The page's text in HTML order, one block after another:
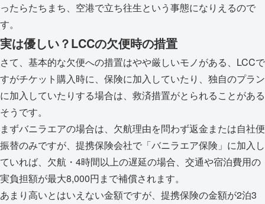
ったらたちまち、空港で立ち往生という事態になりえるので
す。
実は優しい？LCCの欠便時の措置
さて、基本的な欠便への措置はやや厳しいモノがある、LCCで
すがチケット購入時に、保険に加入していたり、独自のプラン
に加入していたりする場合は、救済措置がとられることがある
そうです。
まずバニラエアの場合は、欠航理由を問わず返金または自社便
振替のみですが、提携保険会社で「バニラエア保険」に加入し
ていれば、欠航・4時間以上の遅延の場合、交通や宿泊費用の
実負担額が最大8,000円まで補償されます。
あまり高いとはいえない金額ですが、提携保険の金額が2泊3